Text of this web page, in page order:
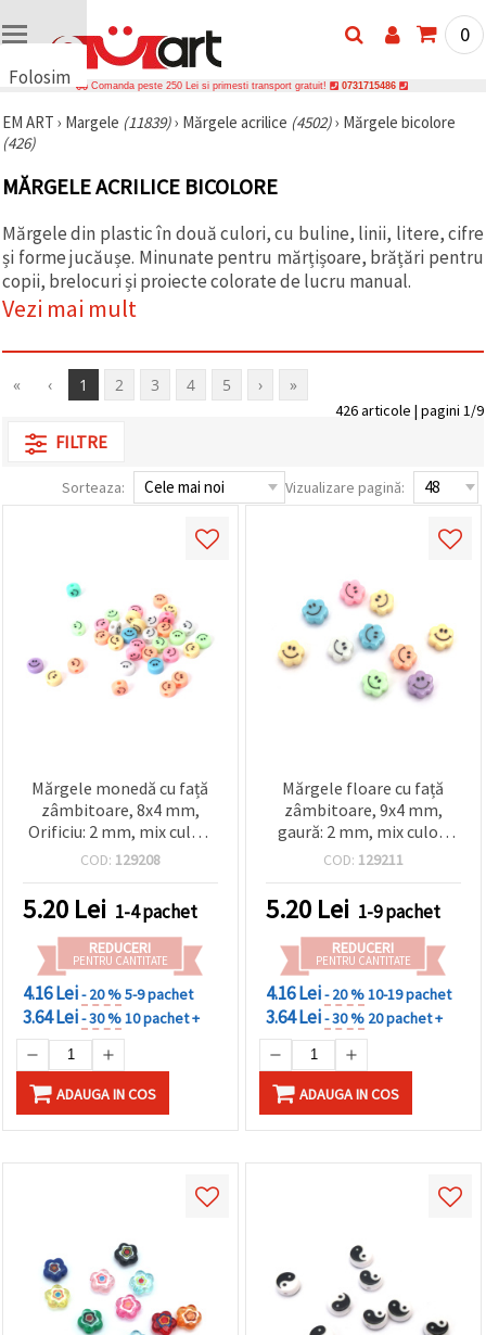
Folosim
uri
🍪 Folosim
cookie-uri
și
similare
pentru a
asigura
funcționarea
corectă a
site-ului,
și, cu
pentru a
analiza
conținut și
marketing.
Puteți fi de
clic pe
"acceptati
toate!" Sau
să vă
selectând
cookie -uri
făcând clic
pe butonul
"Salvați"
Аcceptati
toate!
Setări
0
Comanda peste 250 Lei si primesti transport gratuit! 0731715486
EM ART › Margele (11839)› Mărgele acrilice (4502)› Mărgele bicolore
(426)
MĂRGELE ACRILICE BICOLORE
Mărgele din plastic în două culori, cu buline, linii, litere, cifre
și forme jucăușe. Minunate pentru mărțișoare, brățări pentru
copii, brelocuri și proiecte colorate de lucru manual.
Vezi mai mult
« ‹ 1 2 3 4 5 › »
426 articole | pagini 1/9
FILTRE
Sorteaza: Vizualizare pagină:
Mărgele monedă cu față
zâmbitoare, 8x4 mm,
Orificiu: 2 mm, mix culori
pastelate - 10 buc.
COD: 129208
5.20 Lei 1-4 pachet
REDUCERI
PENTRU CANTITATE
4.16 Lei- 20 %5-9 pachet
3.64 Lei- 30 %10 pachet +
ADAUGA IN COS
Mărgele floare cu față
zâmbitoare, 9x4 mm,
gaură: 2 mm, mix culori
pastelate - 10 bucăți
COD: 129211
5.20 Lei 1-9 pachet
REDUCERI
PENTRU CANTITATE
4.16 Lei- 20 %10-19 pachet
3.64 Lei- 30 % 20 pachet +
ADAUGA IN COS